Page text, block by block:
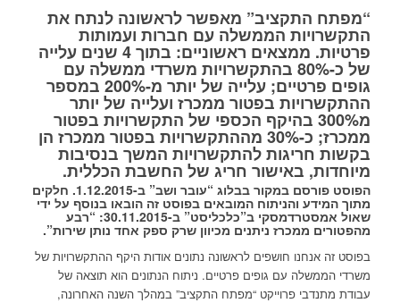
“מפתח התקציב” מאפשר לראשונה לנתח את
התקשרויות הממשלה עם חברות ועמותות
פרטיות. ממצאים ראשוניים: בתוך 4 שנים עלייה
של כ-80% בהתקשרויות משרדי ממשלה עם
גופים פרטיים; עלייה של יותר מ-200% במספר
ההתקשרויות בפטור ממכרז ועלייה של יותר
מ300% בהיקף הכספי של התקשרויות בפטור
ממכרז; כ-30% מההתקשרויות בפטור ממכרז הן
בקשות חריגות להתקשרויות המשך בנסיבות
מיוחדות, באישור חריג של החשבת הכללית.
הפוסט פורסם במקורבבלוג “עובר ושב” ב-1.12.2015. חלקים
מתוך המידע והניתוח המובאים בפוסט זה הובאו בנוסף על ידי
שאול אמסטרדמסקי ב”כלכליסט” ב-30.11.2015: “ רבע
מהפטורים ממכרז ניתנים מכיוון שרק ספק אחד נותן שירות”.
בפוסט זה אנחנו חושפים לראשונה נתונים אודות היקף ההתקשרויות של
משרדי הממשלה עם גופים פרטיים. ניתוח הנתונים הוא תוצאה של
עבודת מתנדבי פרוייקט “מפתח התקציב” במהלך השנה האחרונה,